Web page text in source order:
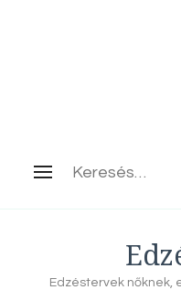
Keresés:
Edzéstervek nőknek,